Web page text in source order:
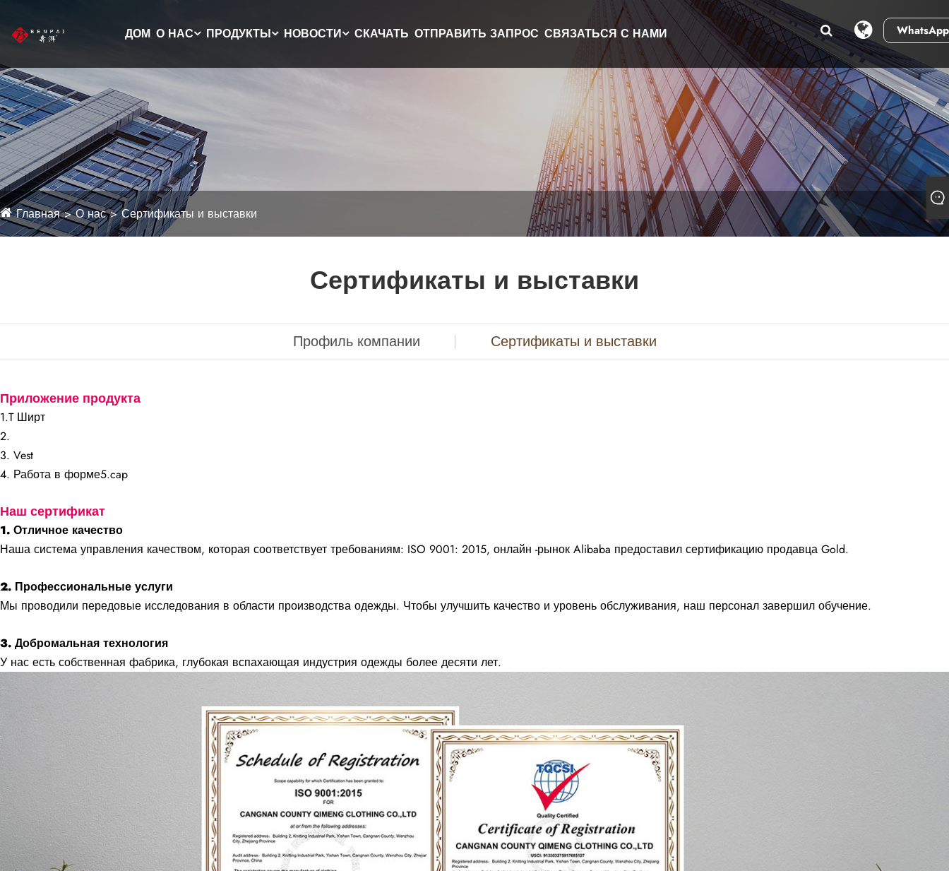
WhatsApp
ДОМ О НАС ПРОДУКТЫ НОВОСТИ СКАЧАТЬ ОТПРАВИТЬ ЗАПРОС СВЯЗАТЬСЯ С НАМИ
Главная О нас Сертификаты и выставки
Сертификаты и выставки
Профиль компании Сертификаты и выставки
Приложение продукта
1.T Ширт
2.
3. Vest
4. Работа в форме5.cap
Наш сертификат
1. Отличное качество
Наша система управления качеством, которая соответствует требованиям: ISO 9001: 2015, онлайн -рынок Alibaba предоставил сертификацию продавца Gold.
2. Профессиональные услуги
Мы проводили передовые исследования в области производства одежды. Чтобы улучшить качество и уровень обслуживания, наш персонал завершил обучение.
3. Добромальная технология
У нас есть собственная фабрика, глубокая вспахающая индустрия одежды более десяти лет.